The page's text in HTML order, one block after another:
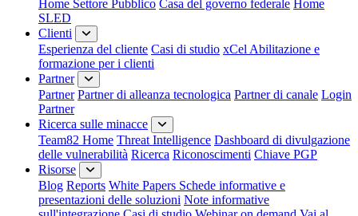
Home Settore Pubblico Casa del governo federale Home
SLED
Clienti
Esperienza del cliente Casi di studio xCel Abilitazione e
formazione per i clienti
Partner
Partner Partner di alleanza tecnologica Partner di canale Login
Partner
Ricerca sulle minacce
Team82 Home Threat Intelligence Dashboard di divulgazione
delle vulnerabilità Ricerca Riconoscimenti Chiave PGP
Risorse
Blog Reports White Papers Schede informative e
presentazioni delle soluzioni Note informative